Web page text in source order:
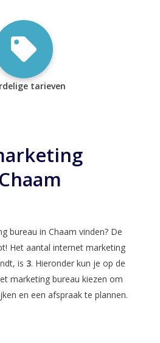
tarieven
bureau in Chaam vinden? De
Het aantal internet marketing
is 3. Hieronder kun je op de
marketing bureau kiezen om
en een afspraak te plannen.